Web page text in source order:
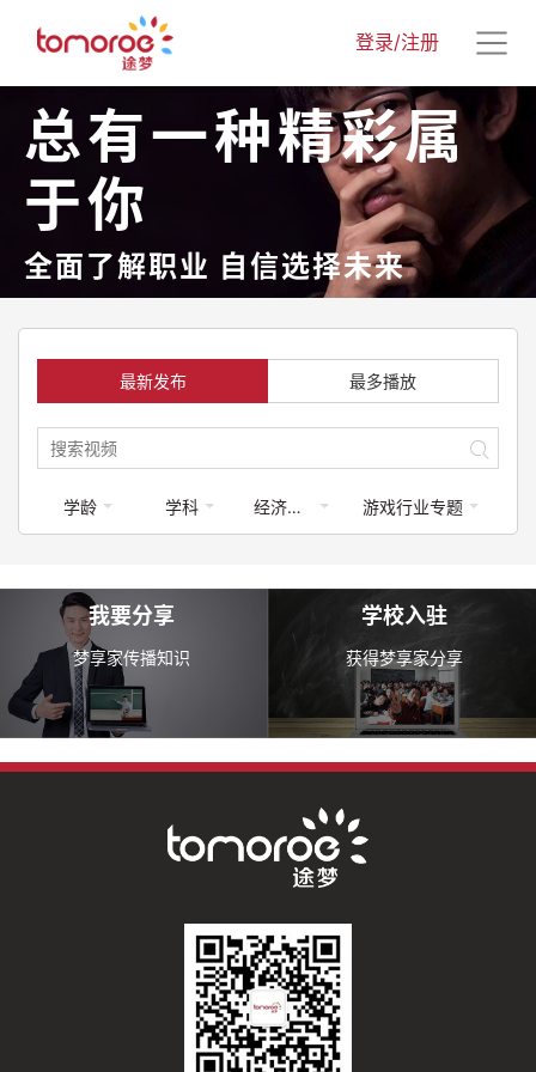
登录/注册
总有一种精彩属
于你
全面了解职业 自信选择未来
最新发布 最多播放
学龄 学科 经济学类 游戏行业专题
我要分享
梦享家传播知识
学校入驻
获得梦享家分享